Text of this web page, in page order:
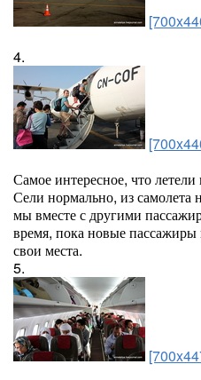
4.
Самое интересное, что
Сели нормально, из самолета
мы вместе с другими
время, пока новые пассажиры
свои места.
5.